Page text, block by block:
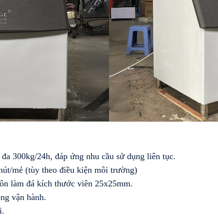
300kg/24h, đáp ứng nhu cầu sử dụng liên tục.
mẻ (tùy theo điều kiện môi trường)
làm đá kích thước viên 25x25mm.
vận hành.